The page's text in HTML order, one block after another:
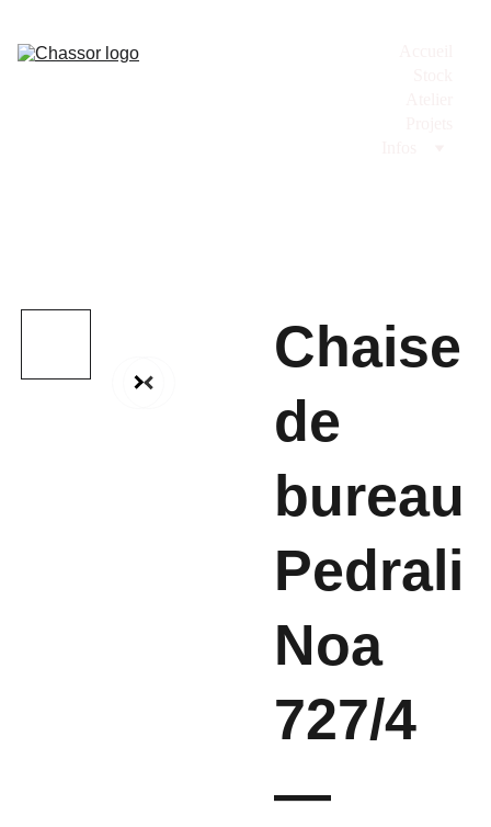
Chaise
de
bureau
Pedrali
Noa
727/4
—